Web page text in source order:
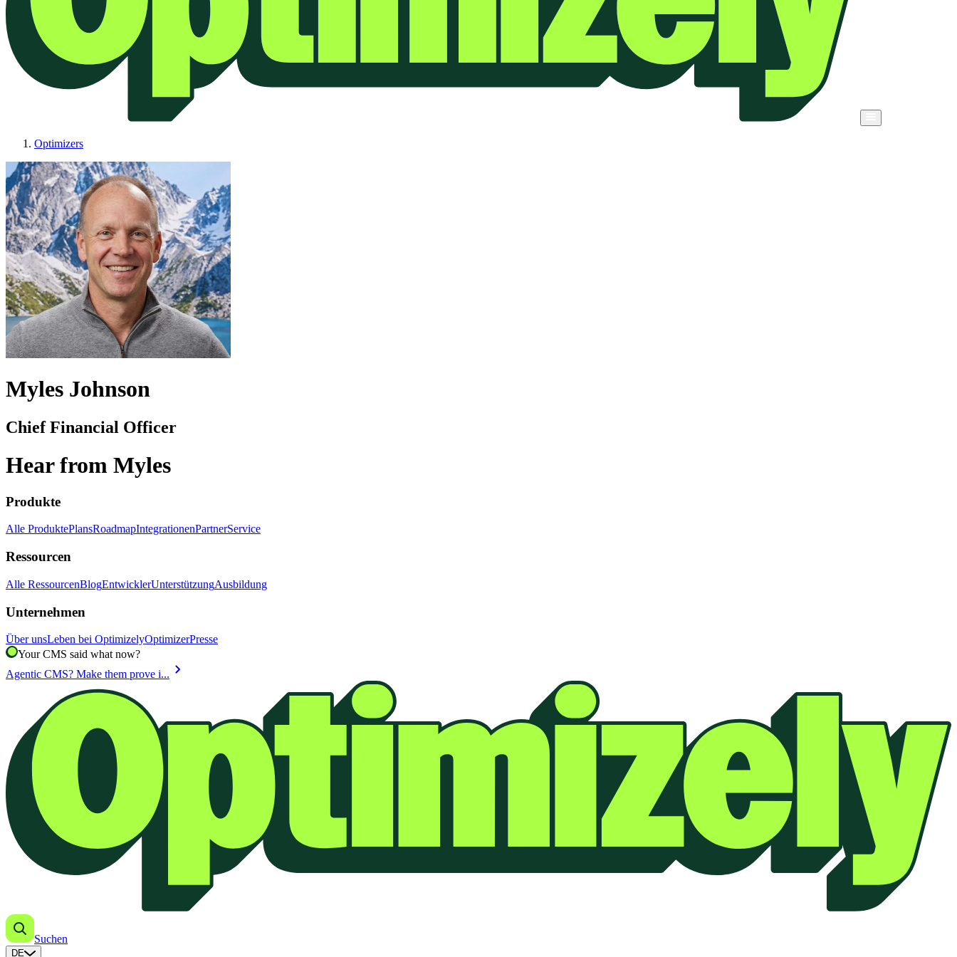
Optimizers
Myles Johnson
Chief Financial Officer
Hear from Myles
Produkte
Alle ProduktePlansRoadmapIntegrationenPartnerService
Ressourcen
Alle RessourcenBlogEntwicklerUnterstützungAusbildung
Unternehmen
Über unsLeben bei OptimizelyOptimizerPresse
Your CMS said what now?
Agentic CMS? Make them prove i... chevron_right
Suchen
DE